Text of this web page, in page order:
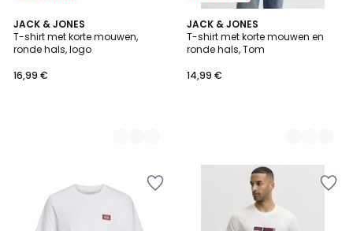
JACK & JONES
T-shirt met korte mouwen,
ronde hals, logo
16,99 €
4
Kleuren
JACK & JONES
T-shirt met korte mouwen en
ronde hals, Tom
14,99 €
3
Kleuren